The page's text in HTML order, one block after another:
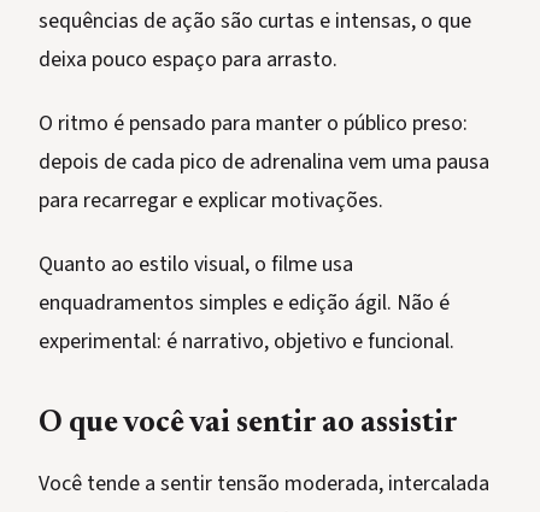
sequências de ação são curtas e intensas, o que
deixa pouco espaço para arrasto.
O ritmo é pensado para manter o público preso:
depois de cada pico de adrenalina vem uma pausa
para recarregar e explicar motivações.
Quanto ao estilo visual, o filme usa
enquadramentos simples e edição ágil. Não é
experimental: é narrativo, objetivo e funcional.
O que você vai sentir ao assistir
Você tende a sentir tensão moderada, intercalada